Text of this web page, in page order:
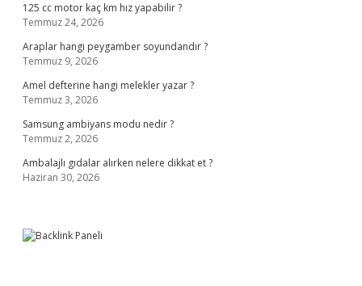
125 cc motor kaç km hız yapabilir ?
Temmuz 24, 2026
Araplar hangi peygamber soyundandır ?
Temmuz 9, 2026
Amel defterine hangi melekler yazar ?
Temmuz 3, 2026
Samsung ambiyans modu nedir ?
Temmuz 2, 2026
Ambalajlı gıdalar alırken nelere dikkat et ?
Haziran 30, 2026